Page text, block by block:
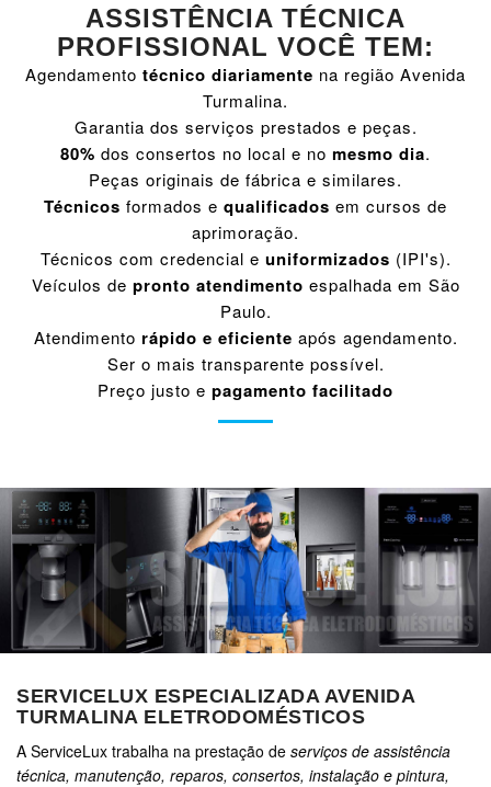
ASSISTÊNCIA TÉCNICA
PROFISSIONAL VOCÊ TEM:
Agendamento técnico diariamente na região Avenida
Turmalina.
Garantia dos serviços prestados e peças.
80% dos consertos no local e no mesmo dia.
Peças originais de fábrica e similares.
Técnicos formados e qualificados em cursos de
aprimoração.
Técnicos com credencial e uniformizados (IPI's).
Veículos de pronto atendimento espalhada em São
Paulo.
Atendimento rápido e eficiente após agendamento.
Ser o mais transparente possível.
Preço justo e pagamento facilitado
SERVICELUX ESPECIALIZADA AVENIDA
TURMALINA ELETRODOMÉSTICOS
A ServiceLux trabalha na prestação de serviços de assistência
técnica, manutenção, reparos, consertos, instalação e pintura,